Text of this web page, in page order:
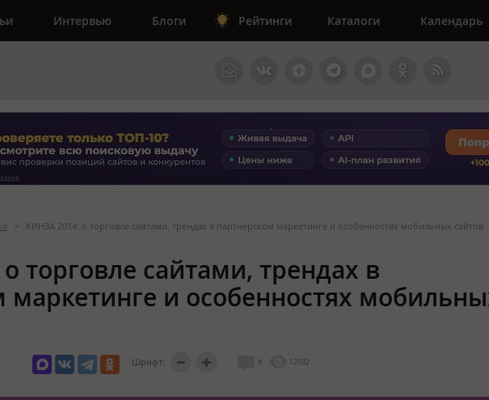
Интервью Блоги Рейтинги Каталоги Календарь
> КИНЗА 2014: о торговле сайтами, трендах в партнерском маркетинге и особенностях мобильных сайтов
торговле сайтами, трендах в
маркетинге и особенностях
Шрифт: 5 12932